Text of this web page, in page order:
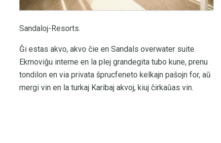
Sandaloj-Resorts.
Ĝi estas akvo, akvo ĉie en Sandals overwater suite.
Ekmoviĝu interne en la plej grandegita tubo kune, prenu
tondilon en via privata ŝprucfeneto kelkajn paŝojn for, aŭ
mergi vin en la turkaj Karibaj akvoj, kiuj ĉirkaŭas vin.